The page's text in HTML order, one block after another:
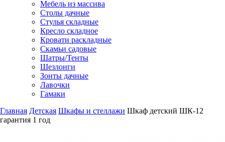
Мебель из массива
Столы дачные
Стулья складные
Кресло складное
Кровати раскладные
Скамьи садовые
Шатры/Тенты
Шезлонги
Зонты дачные
Лавочки
Гамаки
Главная Детская Шкафы и стеллажи Шкаф детский ШК-12
гарантия 1 год